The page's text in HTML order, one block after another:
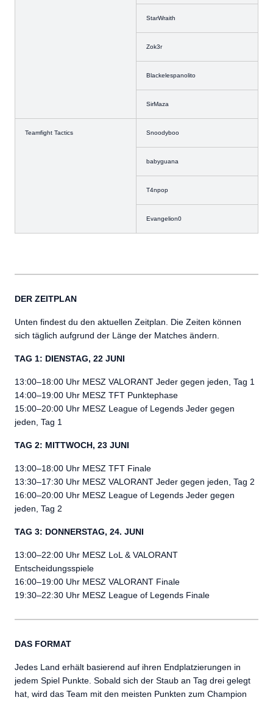
StarWraith
Zok3r
Blackelespanolito
SirMaza
Teamfight Tactics Snoodyboo
babyguana
T4npop
Evangelion0
DER ZEITPLAN
Unten findest du den aktuellen Zeitplan. Die Zeiten können
sich täglich aufgrund der Länge der Matches ändern.
TAG 1: DIENSTAG, 22 JUNI
13:00–18:00 Uhr MESZ VALORANT Jeder gegen jeden, Tag 1
14:00–19:00 Uhr MESZ TFT Punktephase
15:00–20:00 Uhr MESZ League of Legends Jeder gegen
jeden, Tag 1
TAG 2: MITTWOCH, 23 JUNI
13:00–18:00 Uhr MESZ TFT Finale
13:30–17:30 Uhr MESZ VALORANT Jeder gegen jeden, Tag 2
16:00–20:00 Uhr MESZ League of Legends Jeder gegen
jeden, Tag 2
TAG 3: DONNERSTAG, 24. JUNI
13:00–22:00 Uhr MESZ LoL & VALORANT
Entscheidungsspiele
16:00–19:00 Uhr MESZ VALORANT Finale
19:30–22:30 Uhr MESZ League of Legends Finale
DAS FORMAT
Jedes Land erhält basierend auf ihren Endplatzierungen in
jedem Spiel Punkte. Sobald sich der Staub an Tag drei gelegt
hat, wird das Team mit den meisten Punkten zum Champion